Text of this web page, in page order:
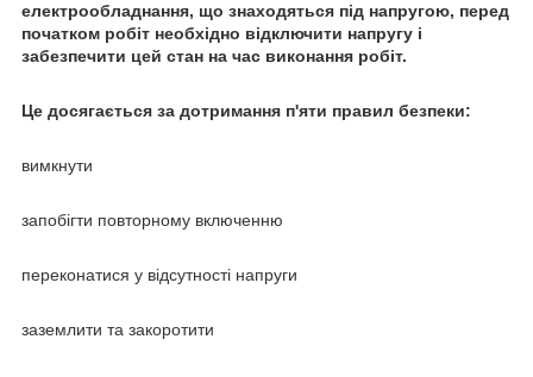
електрообладнання, що знаходяться під напругою, перед
початком робіт необхідно відключити напругу і
забезпечити цей стан на час виконання робіт.
Це досягається за дотримання п'яти правил безпеки:
вимкнути
запобігти повторному включенню
переконатися у відсутності напруги
заземлити та закоротити